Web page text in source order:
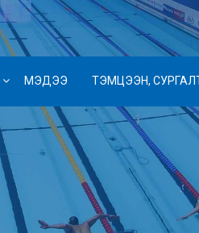
МЭДЭЭ ТЭМЦЭЭН,